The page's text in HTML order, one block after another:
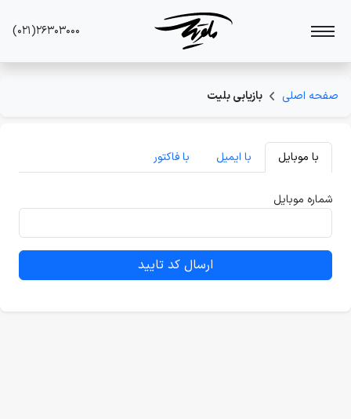
(۰۲۱)۲۶۳۰۳۰۰۰
صفحه اصلی بازیابی بلیت
با موبایل با ایمیل با فاکتور
شماره موبایل
ارسال کد تایید